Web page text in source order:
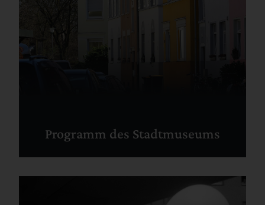
Programm des Stadtmuseums